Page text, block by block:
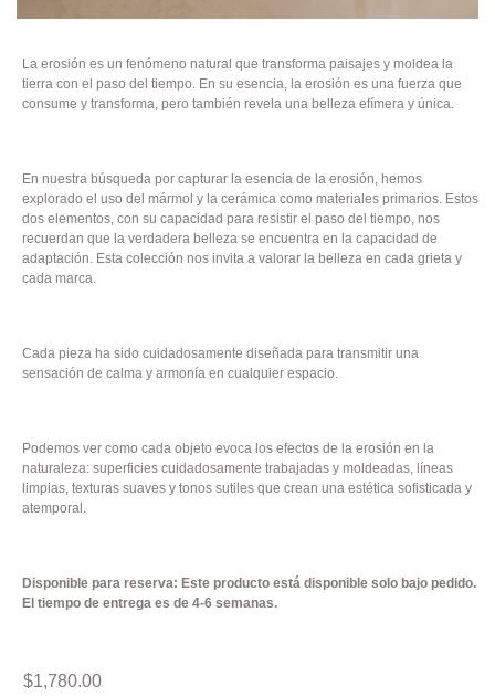
La erosión es un fenómeno natural que transforma paisajes y moldea la
tierra con el paso del tiempo. En su esencia, la erosión es una fuerza que
consume y transforma, pero también revela una belleza efímera y única.
En nuestra búsqueda por capturar la esencia de la erosión, hemos
explorado el uso del mármol y la cerámica como materiales primarios. Estos
dos elementos, con su capacidad para resistir el paso del tiempo, nos
recuerdan que la verdadera belleza se encuentra en la capacidad de
adaptación. Esta colección nos invita a valorar la belleza en cada grieta y
cada marca.
Cada pieza ha sido cuidadosamente diseñada para transmitir una
sensación de calma y armonía en cualquier espacio.
Podemos ver como cada objeto evoca los efectos de la erosión en la
naturaleza: superficies cuidadosamente trabajadas y moldeadas, líneas
limpias, texturas suaves y tonos sutiles que crean una estética sofisticada y
atemporal.
Disponible para reserva: Este producto está disponible solo bajo pedido.
El tiempo de entrega es de 4-6 semanas.
$1,780.00